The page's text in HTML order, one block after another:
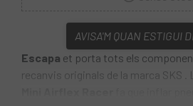
AVISA'M QUAN ESTIGUI
Escapa et porta tots els
recanvis originals de la marca SKS .